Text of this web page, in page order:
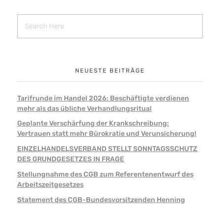
NEUESTE BEITRÄGE
Tarifrunde im Handel 2026: Beschäftigte verdienen
mehr als das übliche Verhandlungsritual
Geplante Verschärfung der Krankschreibung:
Vertrauen statt mehr Bürokratie und Verunsicherung!
EINZELHANDELSVERBAND STELLT SONNTAGSSCHUTZ
DES GRUNDGESETZES IN FRAGE
Stellungnahme des CGB zum Referentenentwurf des
Arbeitszeitgesetzes
Statement des CGB-Bundesvorsitzenden Henning